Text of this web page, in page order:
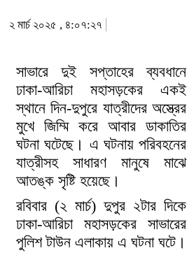
২ মার্চ ২০২৫ , ৪:০৭:২৭
সাভারে দুই সপ্তাহের ব্যবধানে
ঢাকা-আরিচা মহাসড়কের একই
স্থানে দিন-দুপুরে যাত্রীদের অস্ত্রের
মুখে জিম্মি করে আবার ডাকাতির
ঘটনা ঘটেছে। এ ঘটনায় পরিবহনের
যাত্রীসহ সাধারণ মানুষে মাঝে
আতঙ্ক সৃষ্টি হয়েছে।
রবিবার (২ মার্চ) দুপুর ২টার দিকে
ঢাকা-আরিচা মহাসড়কের সাভারের
পুলিশ টাউন এলাকায় এ ঘটনা ঘটে।